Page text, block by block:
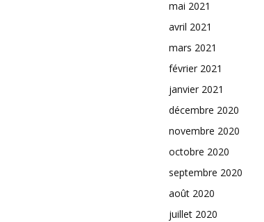
mai 2021
avril 2021
mars 2021
février 2021
janvier 2021
décembre 2020
novembre 2020
octobre 2020
septembre 2020
août 2020
juillet 2020